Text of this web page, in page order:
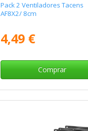
Pack 2 Ventiladores Tacens
AF8X2/ 8cm
4,49 €
Comprar